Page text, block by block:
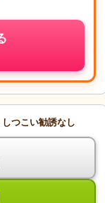
つこい勧誘なし